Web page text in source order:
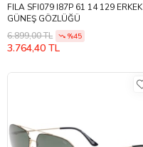
FILA SFI079 I87P 61 14 129 ERKEK
GÜNEŞ GÖZLÜĞÜ
6.899,00 TL
%45
3.764,40 TL